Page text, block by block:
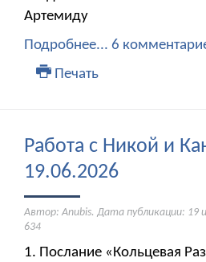
Артемиду
Подробнее... 6
Печать
Работа с Никой и
19.06.2026
Автор: Anubis. Дата публикации: 19
634
1. Послание «Кольцевая